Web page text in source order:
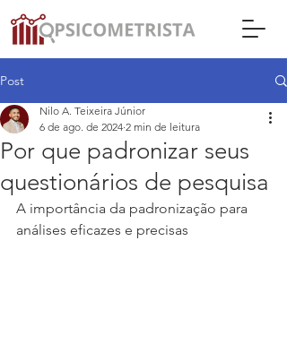
Post
Por que padronizar seus
questionários de pesquisa
Nilo A. Teixeira Júnior
6 de ago. de 2024 2 min de leitura
A importância da padronização para
análises eficazes e precisas